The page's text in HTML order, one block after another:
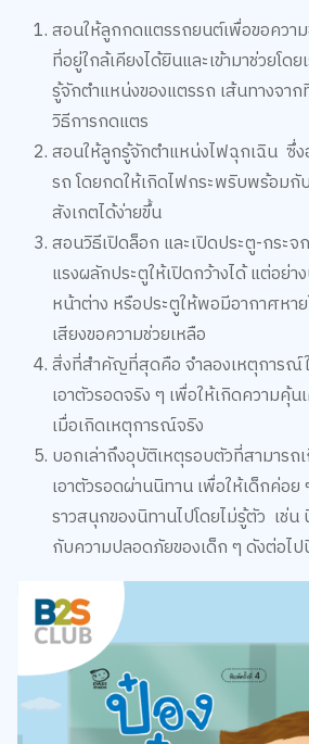
สอนให้ลูกกดแตรรถยนต์เพื่อขอควา
ที่อยู่ใกล้เคียงได้ยินและเข้ามาช่วยโด
รู้จักตำแหน่งของแตรรถ เส้นทางจา
วิธีการกดแตร
สอนให้ลูกรู้จักตำแหน่งไฟฉุกเฉิน ซึ่
รถ โดยกดให้เกิดไฟกระพริบพร้อมกั
สังเกตได้ง่ายขึ้น
สอนวิธีเปิดล็อก และเปิดประตู-กระ
แรงผลักประตูให้เปิดกว้างได้ แต่อย่
หน้าต่าง หรือประตูให้พอมีอากาศหา
เสียงขอความช่วยเหลือ
สิ่งที่สำคัญที่สุดคือ จำลองเหตุการณ์
เอาตัวรอดจริง ๆ เพื่อให้เกิดความคุ้
เมื่อเกิดเหตุการณ์จริง
บอกเล่าถึงอุบัติเหตุรอบตัวที่สามาร
เอาตัวรอดผ่านนิทาน เพื่อให้เด็กค่อย
ราวสนุกของนิทานไปโดยไม่รู้ตัว เช่
กับความปลอดภัยของเด็ก ๆ ดังต่อไ